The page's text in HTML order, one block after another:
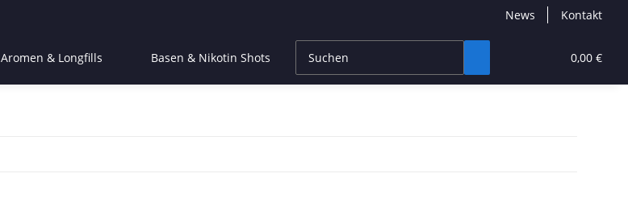
News Kontakt
0,00 €
Aromen & Longfills Basen & Nikotin Shots CBD Products High End